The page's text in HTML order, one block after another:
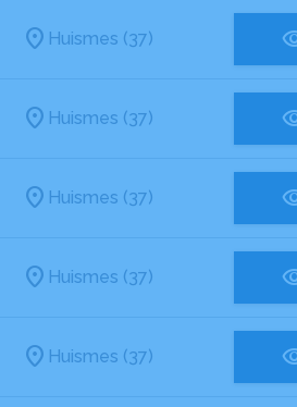
Huismes (37)
Huismes (37)
Huismes (37)
Huismes (37)
Huismes (37)